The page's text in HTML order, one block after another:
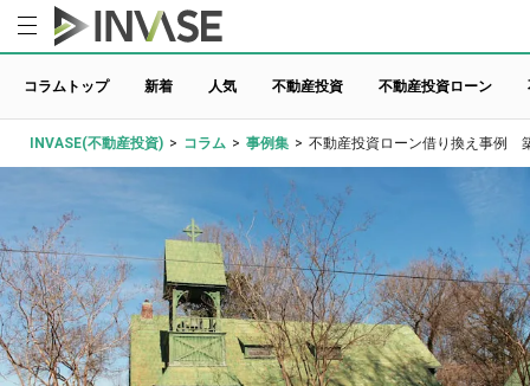
コラムトップ 新着 人気 不動産投資 不動産投資ローン
INVASE(不動産投資) > コラム > 事例集 > 不動産投資ローン借り換え事例